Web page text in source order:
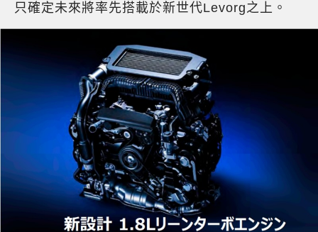
只確定未來將率先搭載於新世代Levorg之上。